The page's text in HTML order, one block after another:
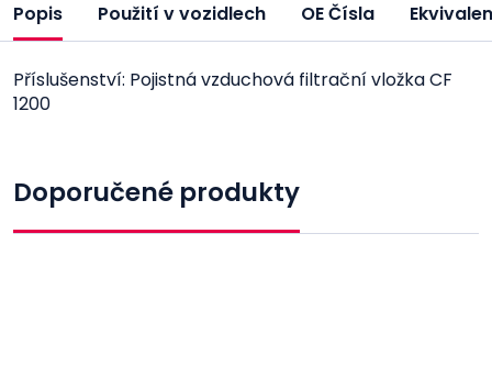
Popis Použití v vozidlech OE Čísla
Příslušenství: Pojistná vzduchová filtrační vložka CF
1200
Doporučené produkty